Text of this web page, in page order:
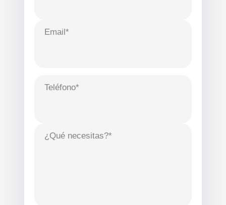
Email*
Teléfono*
¿Qué necesitas?*